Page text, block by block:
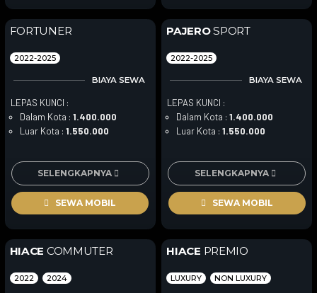
FORTUNER
2022-2025
BIAYA SEWA
LEPAS KUNCI :
Dalam Kota : 1.400.000
Luar Kota : 1.550.000
SELENGKAPNYA
SEWA MOBIL
PAJEROSPORT
2022-2025
BIAYA SEWA
LEPAS KUNCI :
Dalam Kota :1.400.000
Luar Kota :1.550.000
SELENGKAPNYA
SEWA MOBIL
HIACE COMMUTER
2022 2024
HIACE PREMIO
LUXURY NON LUXURY